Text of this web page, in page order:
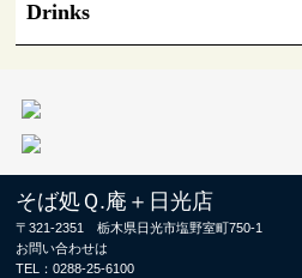
Drinks
そば処Ｑ.庵＋日光店
〒321-2351 栃木県日光市塩野室町750-1
お問い合わせは
TEL：0288-25-6100